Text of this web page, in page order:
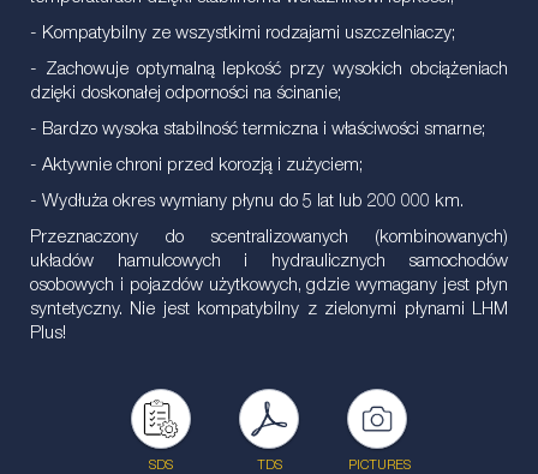
- Kompatybilny ze wszystkimi rodzajami uszczelniaczy;
- Zachowuje optymalną lepkość przy wysokich obciążeniach
dzięki doskonałej odporności na ścinanie;
- Bardzo wysoka stabilność termiczna i właściwości smarne;
- Aktywnie chroni przed korozją i zużyciem;
- Wydłuża okres wymiany płynu do 5 lat lub 200 000 km.
Przeznaczony do scentralizowanych (kombinowanych)
układów hamulcowych i hydraulicznych samochodów
osobowych i pojazdów użytkowych, gdzie wymagany jest płyn
syntetyczny. Nie jest kompatybilny z zielonymi płynami LHM
Plus!
SDS TDS PICTURES